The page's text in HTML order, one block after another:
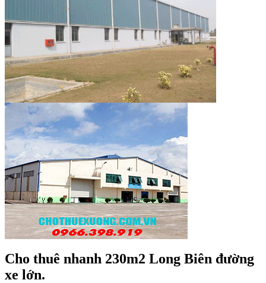
Cho thuê nhanh 230m2 Long Biên đường
xe lớn.